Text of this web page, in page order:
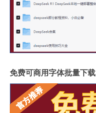
免费可商用字体批量下载